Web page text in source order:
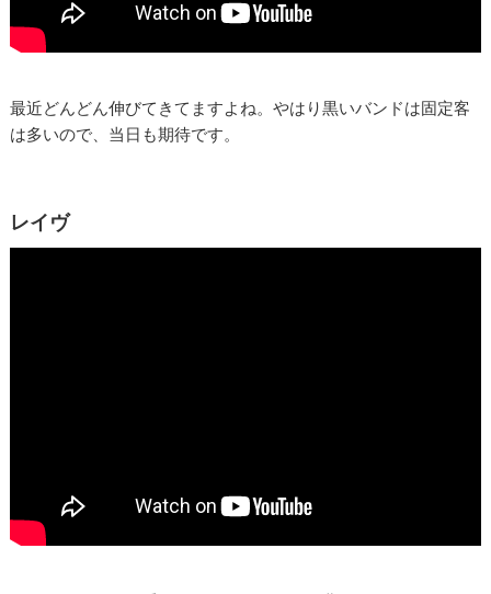
最近どんどん伸びてきてますよね。やはり黒いバンドは固定客
は多いので、当日も期待です。
レイヴ